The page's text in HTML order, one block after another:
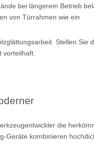
bei längerem Betrieb
von Türrahmen wie ein
Stellen Sie
die
Geräte kombinieren